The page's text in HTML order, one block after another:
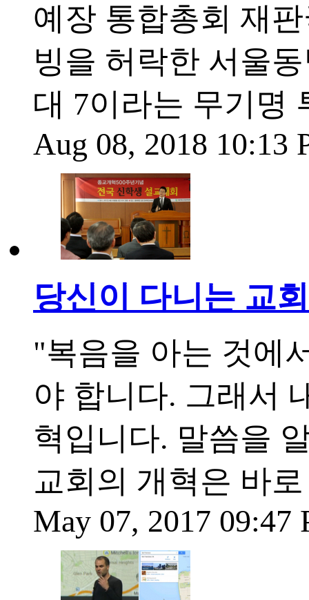
예장 통합총회 재
빙을 허락한 서울
대 7이라는 무기명
Aug 08, 2018 10:13
당신이 다니는 교
"복음을 아는 것에
야 합니다. 그래서
혁입니다. 말씀을
교회의 개혁은 바
May 07, 2017 09:47